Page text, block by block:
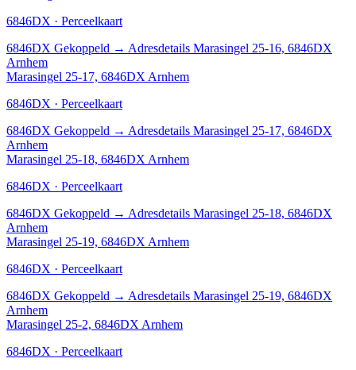
6846DX · Perceelkaart
6846DX Gekoppeld → Adresdetails Marasingel 25-16, 6846DX
Arnhem
Marasingel 25-17, 6846DX Arnhem
6846DX · Perceelkaart
6846DX Gekoppeld → Adresdetails Marasingel 25-17, 6846DX
Arnhem
Marasingel 25-18, 6846DX Arnhem
6846DX · Perceelkaart
6846DX Gekoppeld → Adresdetails Marasingel 25-18, 6846DX
Arnhem
Marasingel 25-19, 6846DX Arnhem
6846DX · Perceelkaart
6846DX Gekoppeld → Adresdetails Marasingel 25-19, 6846DX
Arnhem
Marasingel 25-2, 6846DX Arnhem
6846DX · Perceelkaart